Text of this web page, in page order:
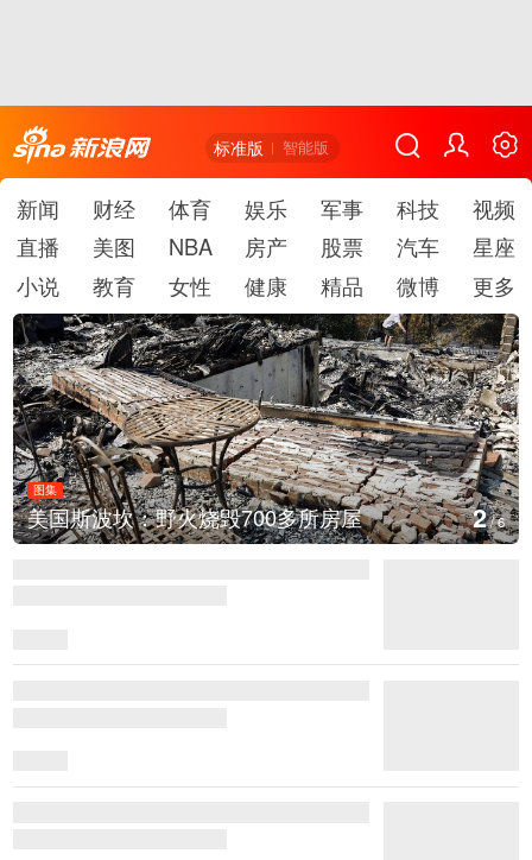
标准版 智能版
新闻 财经 体育 娱乐 军事 科技
视频
直播
美图 NBA 房产 股票 汽车
星座
小说
教育 女性 健康 精品 微博 更多
图集
美国斯波坎：野火烧毁700多所房屋 2/6